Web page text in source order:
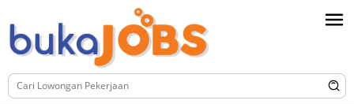
ke
konten